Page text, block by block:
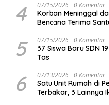
4 07/15/2026 0 Komentar
Korban Meninggal
Bencana Terima
5 07/15/2026 0 Komentar
37 Siswa Baru SDN
Tas
6 07/13/2026 0 Komentar
Satu Unit Rumah di
Terbakar, 3 Lainnya